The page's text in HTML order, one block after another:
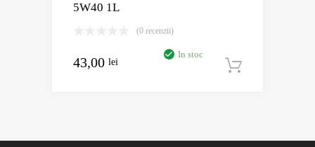
5W40 1L
(0 recenzii)
43,00 lei
In stoc